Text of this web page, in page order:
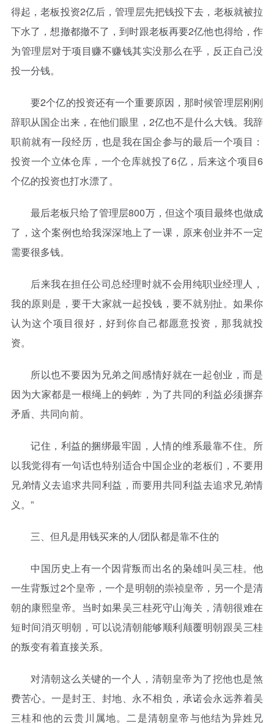
得起，老板投资2亿后，管理层先把钱投下去，老板就被拉
下水了，想撤都撤不了，到时跟老板再要2亿他也得给，作
为管理层对于项目赚不赚钱其实没那么在乎，反正自己没
投一分钱。
要2个亿的投资还有一个重要原因，那时候管理层刚刚
辞职从国企出来，在他们眼里，2亿也不是什么大钱。我辞
职前就有一段经历，也是我在国企参与的最后一个项目：
投资一个立体仓库，一个仓库就投了6亿，后来这个项目6
个亿的投资也打水漂了。
最后老板只给了管理层800万，但这个项目最终也做成
了，这个案例也给我深深地上了一课，原来创业并不一定
需要很多钱。
后来我在担任公司总经理时就不会用纯职业经理人，
我的原则是，要干大家就一起投钱，要不就别扯。如果你
认为这个项目很好，好到你自己都愿意投资，那我就投
资。
所以也不要因为兄弟之间感情好就在一起创业，而是
因为大家都是一根绳上的蚂蚱，为了共同的利益必须摒弃
矛盾、共同向前。
记住，利益的捆绑最牢固，人情的维系最靠不住。所
以我觉得有一句话也特别适合中国企业的老板们，不要用
兄弟情义去追求共同利益，而要用共同利益去追求兄弟情
义。”
三、但凡是用钱买来的人/团队都是靠不住的
中国历史上有一个因背叛而出名的枭雄叫吴三桂。他
一生背叛过2个皇帝，一个是明朝的崇祯皇帝，另一个是清
朝的康熙皇帝。当时如果吴三桂死守山海关，清朝很难在
短时间消灭明朝，可以说清朝能够顺利颠覆明朝跟吴三桂
的叛变有着直接关系。
对清朝这么关键的一个人，清朝皇帝为了挖他也是煞
费苦心。一是封王、封地、永不相负，承诺会永远养着吴
三桂和他的云贵川属地。二是清朝皇帝与他结为异姓兄